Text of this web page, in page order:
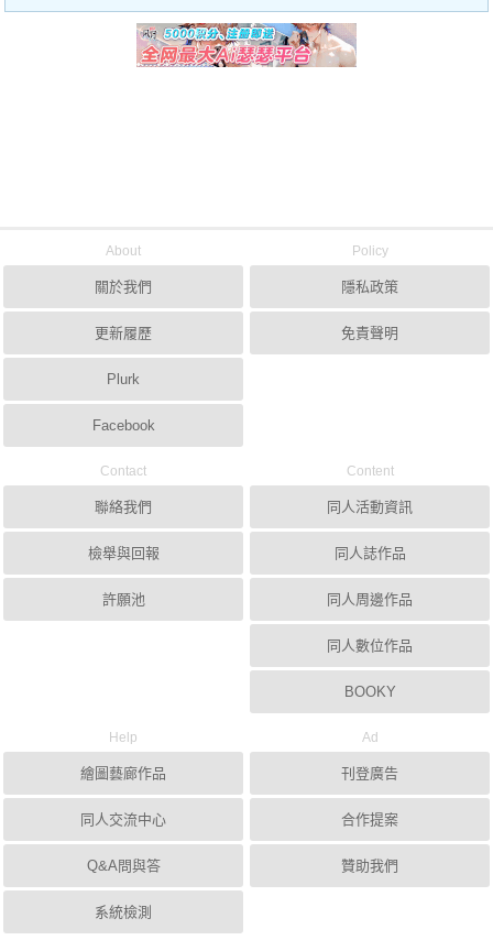
About
關於我們
更新履歷
Plurk
Facebook
Policy
隱私政策
免責聲明
Contact
聯絡我們
檢舉與回報
許願池
Content
同人活動資訊
同人誌作品
同人周邊作品
同人數位作品
BOOKY
Help
繪圖藝廊作品
同人交流中心
Q&A問與答
系統檢測
Ad
刊登廣告
合作提案
贊助我們